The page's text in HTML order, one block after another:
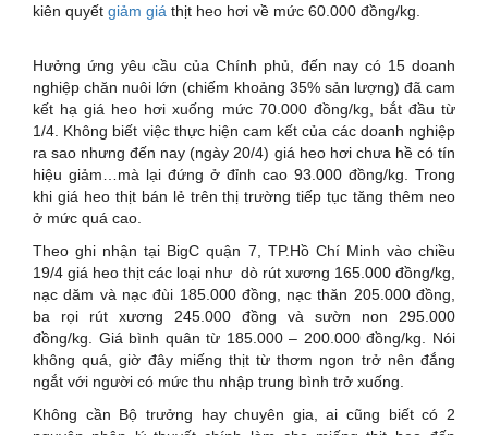
kiên quyết giảm giá thịt heo hơi về mức 60.000 đồng/kg.
Hưởng ứng yêu cầu của Chính phủ, đến nay có 15 doanh
nghiệp chăn nuôi lớn (chiếm khoảng 35% sản lượng) đã cam
kết hạ giá heo hơi xuống mức 70.000 đồng/kg, bắt đầu từ
1/4. Không biết việc thực hiện cam kết của các doanh nghiệp
ra sao nhưng đến nay (ngày 20/4) giá heo hơi chưa hề có tín
hiệu giảm…mà lại đứng ở đỉnh cao 93.000 đồng/kg. Trong
khi giá heo thịt bán lẻ trên thị trường tiếp tục tăng thêm neo
ở mức quá cao.
Theo ghi nhận tại BigC quận 7, TP.Hồ Chí Minh vào chiều
19/4 giá heo thịt các loại như dò rút xương 165.000 đồng/kg,
nạc dăm và nạc đùi 185.000 đồng, nạc thăn 205.000 đồng,
ba rọi rút xương 245.000 đồng và sườn non 295.000
đồng/kg. Giá bình quân từ 185.000 – 200.000 đồng/kg. Nói
không quá, giờ đây miếng thịt từ thơm ngon trở nên đắng
ngắt với người có mức thu nhập trung bình trở xuống.
Không cần Bộ trưởng hay chuyên gia, ai cũng biết có 2